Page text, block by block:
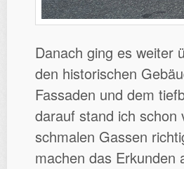
Danach ging es weiter
den historischen
Fassaden und dem
darauf stand ich schon
schmalen Gassen
machen das Erkunden